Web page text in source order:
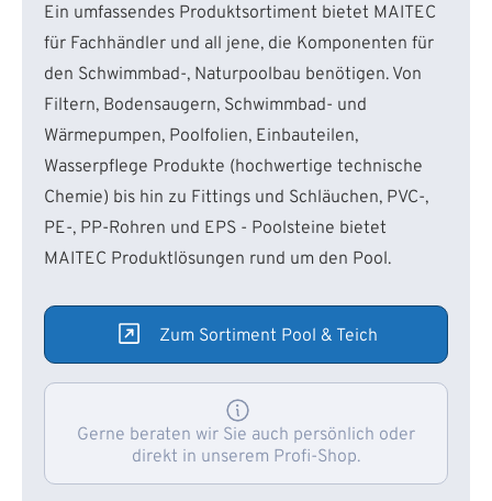
Ein umfassendes Produktsortiment bietet MAITEC
für Fachhändler und all jene, die Komponenten für
den Schwimmbad-, Naturpoolbau benötigen. Von
Filtern, Bodensaugern, Schwimmbad- und
Wärmepumpen, Poolfolien, Einbauteilen,
Wasserpflege Produkte (hochwertige technische
Chemie) bis hin zu Fittings und Schläuchen, PVC-,
PE-, PP-Rohren und EPS - Poolsteine bietet
MAITEC Produktlösungen rund um den Pool.
Zum Sortiment Pool & Teich
Gerne beraten wir Sie auch persönlich oder
direkt in unserem Profi-Shop.